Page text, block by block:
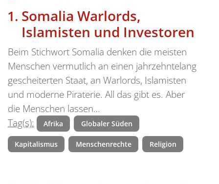
Somalia Warlords,
Islamisten und Investoren
Beim Stichwort Somalia denken die meisten
Menschen vermutlich an einen jahrzehnte­lang
gescheiterten Staat, an Warlords, Islamisten
und moderne Piraterie. All das gibt es. Aber
die Menschen lassen…
Tag(s):
Afrika Globaler Süden
Kapitalismus Menschenrechte Religion